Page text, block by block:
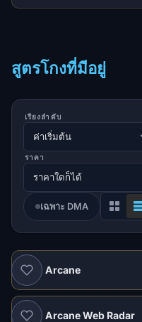
สูตรโกงที่มีอยู่
เรียงลำดับ
ราคา
เฉพาะ DMA
แนะนำ Arcane
แนะนำ Arcane Web Radar